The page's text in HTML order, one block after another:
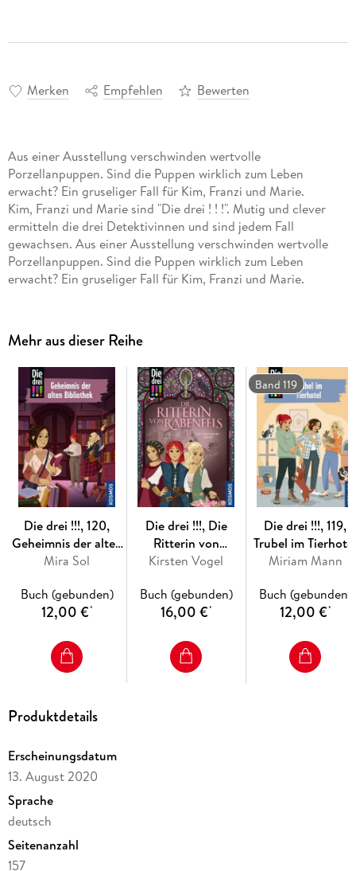
Merken Empfehlen Bewerten
Aus einer Ausstellung verschwinden wertvolle
Porzellanpuppen. Sind die Puppen wirklich zum Leben
erwacht? Ein gruseliger Fall für Kim, Franzi und Marie.
Kim, Franzi und Marie sind "Die drei ! ! !". Mutig und clever
ermitteln die drei Detektivinnen und sind jedem Fall
gewachsen. Aus einer Ausstellung verschwinden wertvolle
Porzellanpuppen. Sind die Puppen wirklich zum Leben
erwacht? Ein gruseliger Fall für Kim, Franzi und Marie.
Mehr aus dieser Reihe
Die drei !!!, 120,
Geheimnis der alten
Bibliothek
Mira Sol
Buch (gebunden)
12,00 €*
Die drei !!!, Die
Ritterin von
Rabenfels
Kirsten Vogel
Buch (gebunden)
16,00 €*
Band 119
Die drei !!!, 119,
Trubel im
Miriam Mann
Buch (gebunden)
12,00 €*
Produktdetails
Erscheinungsdatum
13. August 2020
Sprache
deutsch
Seitenanzahl
157